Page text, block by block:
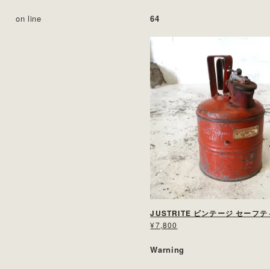
on line 64
JUSTRITE ビンテージ セーフテ
¥7,800
Warning